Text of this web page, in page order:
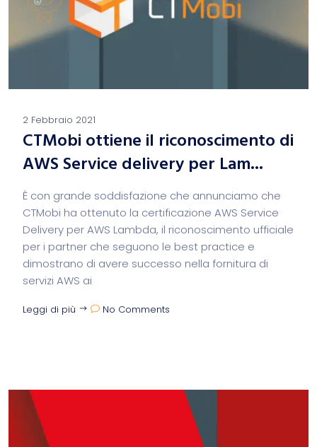
2 Febbraio 2021
CTMobi ottiene il riconoscimento di
AWS Service delivery per Lam...
È con grande soddisfazione che annunciamo che
CTMobi ha ottenuto la certificazione AWS Service
Delivery per AWS Lambda, il riconoscimento ufficiale
per i partner che seguono le best practice e
dimostrano di avere successo nella fornitura di
servizi AWS ai
Leggi di più No Comments